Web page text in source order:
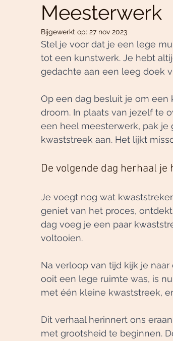
Meesterwerk
Bijgewerkt op: 27 nov 2023
Stel je voor dat je een lege
tot een kunstwerk. Je hebt
gedachte aan een leeg doek
Op een dag besluit je om
droom. In plaats van jezelf te
een heel meesterwerk, pak
kwaststreek aan. Het lijkt
De volgende dag herhaal je
Je voegt nog wat
geniet van het proces,
dag voeg je een paar
voltooien.
Na verloop van tijd kijk je
ooit een lege ruimte was, is
met één kleine kwaststreek,
Dit verhaal herinnert ons
met grootsheid te beginnen.